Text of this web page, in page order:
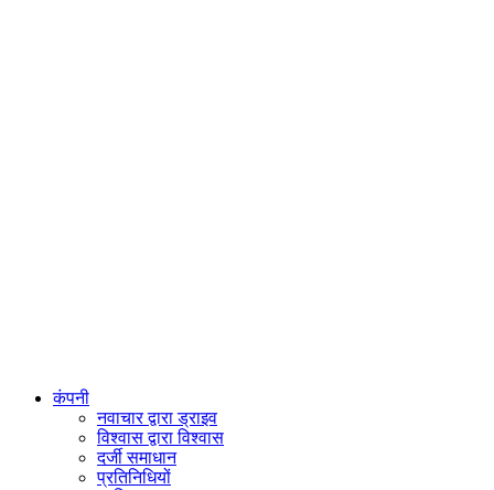
कंपनी
नवाचार द्वारा ड्राइव
विश्वास द्वारा विश्वास
दर्जी समाधान
प्रतिनिधियों